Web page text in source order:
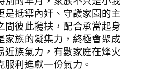
是抵禦內奸、守護家園的主
間彼此攙扶，配合承當起身
家族的凝集力，終極會聚成
近族氣力，有數家庭在烽火
服利進獻一份氣力。